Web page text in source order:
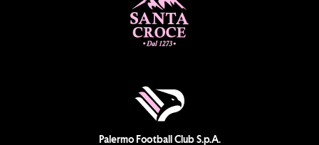
Palermo Football Club S.p.A.